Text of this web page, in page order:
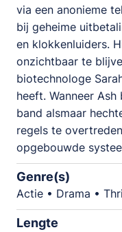
via een anonieme
bij geheime
en klokkenluiders.
onzichtbaar te
biotechnologe
heeft. Wanneer
band alsmaar
regels te
opgebouwde
Genre(s)
Actie • Drama •
Lengte